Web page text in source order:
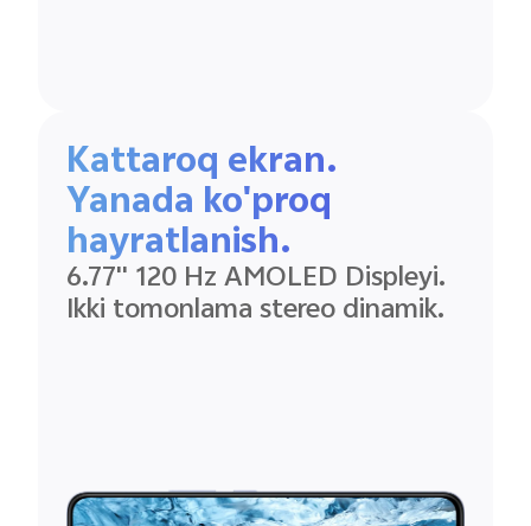
Kattaroq ekran.
Yanada ko'proq
hayratlanish.
6.77'' 120 Hz AMOLED Displeyi.
Ikki tomonlama stereo dinamik.